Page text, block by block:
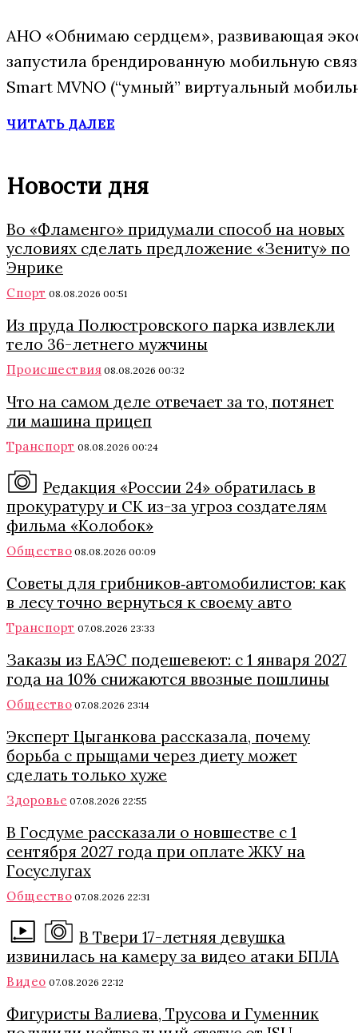
АНО «Обнимаю сердцем», развивающая
запустила брендированную мобильную
Smart MVNO (“умный” виртуальный
ЧИТАТЬ ДАЛЕЕ
Новости дня
Во «Фламенго» придумали способ на новых
условиях сделать предложение «Зениту» по
Энрике
Спорт 08.08.2026 00:51
Из пруда Полюстровского парка извлекли
тело 36-летнего мужчины
Происшествия 08.08.2026 00:32
Что на самом деле отвечает за то, потянет
ли машина прицеп
Транспорт 08.08.2026 00:24
Редакция «России 24» обратилась в
прокуратуру и СК из-за угроз создателям
фильма «Колобок»
Общество 08.08.2026 00:09
Советы для грибников‑автомобилистов: как
в лесу точно вернуться к своему авто
Транспорт 07.08.2026 23:33
Заказы из ЕАЭС подешевеют: с 1 января 2027
года на 10% снижаются ввозные пошлины
Общество 07.08.2026 23:14
Эксперт Цыганкова рассказала, почему
борьба с прыщами через диету может
сделать только хуже
Здоровье 07.08.2026 22:55
В Госдуме рассказали о новшестве с 1
сентября 2027 года при оплате ЖКУ на
Госуслугах
Общество 07.08.2026 22:31
В Твери 17-летняя девушка
извинилась на камеру за видео атаки БПЛА
Видео 07.08.2026 22:12
Фигуристы Валиева, Трусова и Гуменник